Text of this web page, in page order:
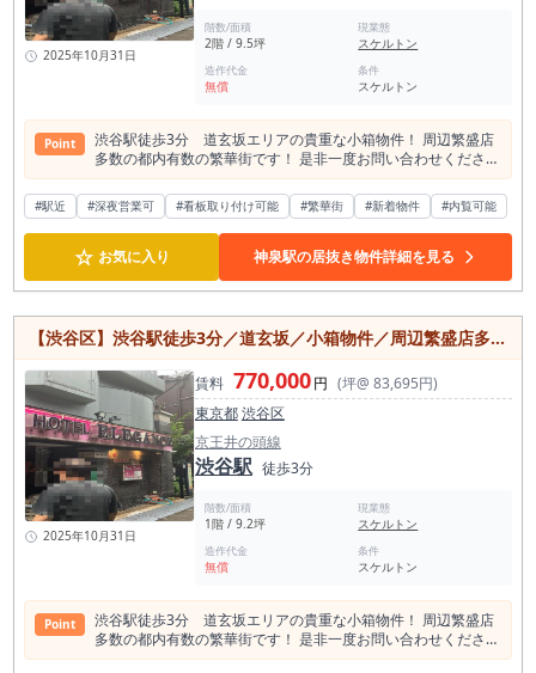
2025年10月31日
階数/面積
2階 / 9.5坪
現業態
スケルトン
造作代金
無償
条件
スケルトン
Point
渋谷駅徒歩3分 道玄坂エリアの貴重な小箱物件！ 周辺繁盛店
多数の都内有数の繁華街です！ 是非一度お問い合わせくださ
い！
#駅近 #深夜営業可 #看板取り付け可能 #繁華街 #新着物件 #内覧可能
☆ お気に入り 神泉駅の居抜き物件詳細を見る
【渋谷区】渋谷駅徒歩3分／道玄坂／小箱物件／周辺繁盛店多数／約9.2坪／1階
2025年10月31日
賃料 770,000円 (坪@ 83,695円)
東京都渋谷区
京王井の頭線
渋谷駅 徒歩3分
階数/面積
1階 / 9.2坪
現業態
スケルトン
造作代金
無償
条件
スケルトン
Point
渋谷駅徒歩3分 道玄坂エリアの貴重な小箱物件！ 周辺繁盛店
多数の都内有数の繁華街です！ 是非一度お問い合わせくださ
い！